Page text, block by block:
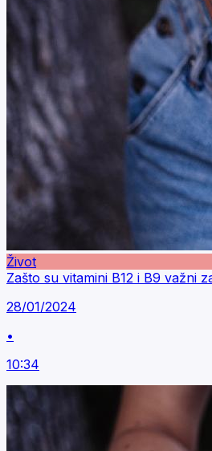
Život
Zašto su vitamini B12 i B9 važni
28/01/2024
•
10:34